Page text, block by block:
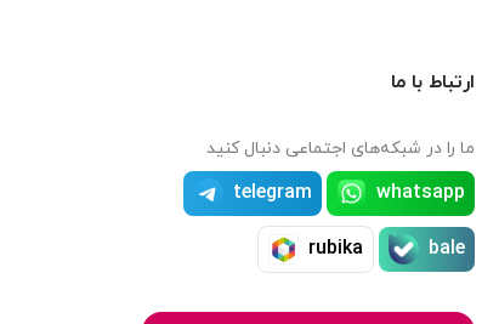
ارتباط با ما
ما را در شبکه‌های اجتماعی دنبال کنید
whatsapp
telegram
bale
rubika